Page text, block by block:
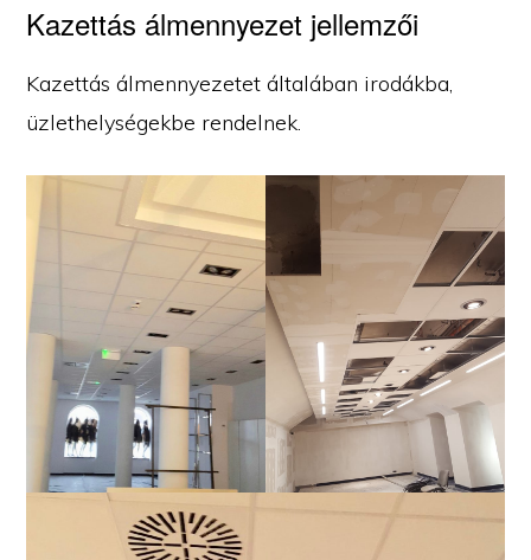
Kazettás álmennyezet jellemzői
Kazettás álmennyezetet általában irodákba,
üzlethelységekbe rendelnek.